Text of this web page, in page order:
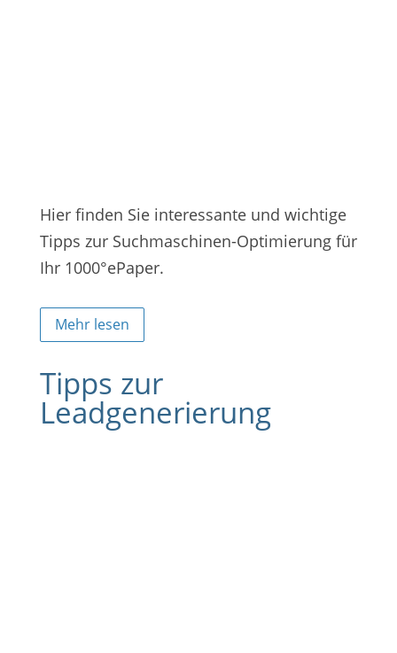
Hier finden Sie interessante und wichtige
Tipps zur Suchmaschinen-Optimierung für
Ihr 1000°ePaper.
Mehr lesen
Tipps zur
Leadgenerierung